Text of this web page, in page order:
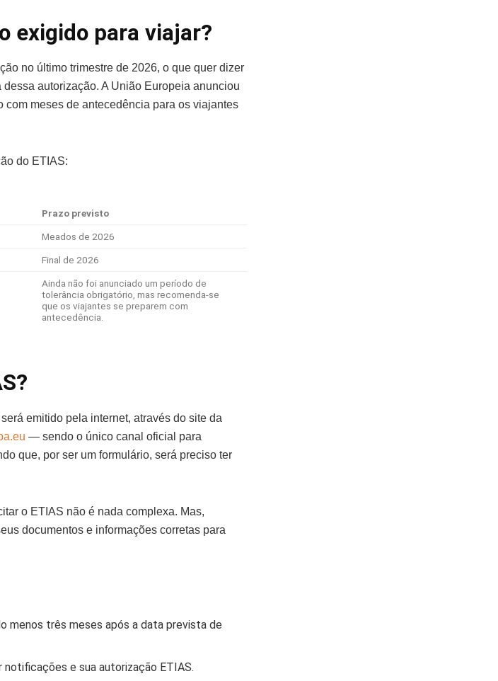
exigido para viajar?
no último trimestre de 2026, o que quer dizer
autorização. A União Europeia anunciou
meses de antecedência para os viajantes
do ETIAS:
Prazo previsto
Meados de 2026
Final de 2026
Ainda não foi anunciado um período de
tolerância obrigatório, mas recomenda-se
que os viajantes se preparem com
antecedência.
emitido pela internet, através do site da
— sendo o único canal oficial para
que, por ser um formulário, será preciso ter
o ETIAS não é nada complexa. Mas,
documentos e informações corretas para
menos três meses após a data prevista de
notificações e sua autorização ETIAS.